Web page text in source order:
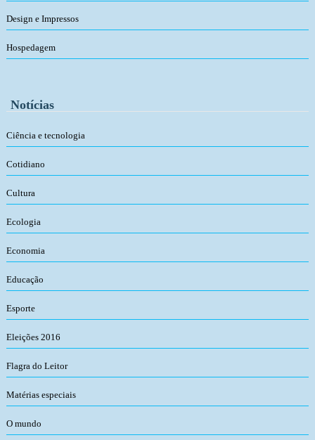
Design e Impressos
Hospedagem
Notícias
Ciência e tecnologia
Cotidiano
Cultura
Ecologia
Economia
Educação
Esporte
Eleições 2016
Flagra do Leitor
Matérias especiais
O mundo